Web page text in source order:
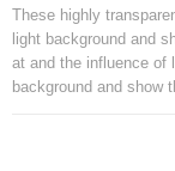
These highly
light background and
at and the influence of
background and show